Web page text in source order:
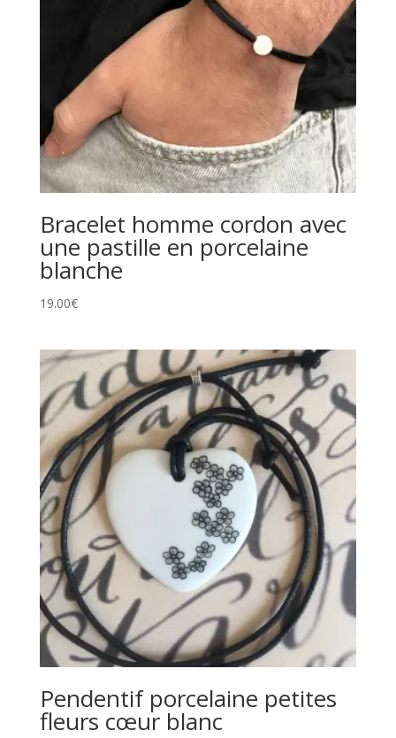
Bracelet homme cordon avec
une pastille en porcelaine
blanche
19.00€
Pendentif porcelaine petites
fleurs cœur blanc